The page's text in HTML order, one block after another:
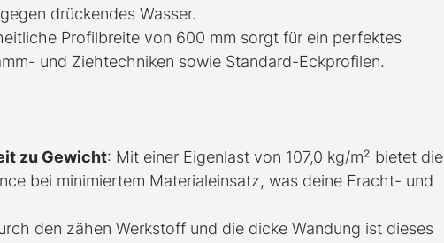
drückendes Wasser.
Profilbreite von 600 mm sorgt für ein perfektes
und Ziehtechniken sowie Standard-Eckprofilen.
zu Gewicht: Mit einer Eigenlast von 107,0 kg/m² bietet die
bei minimiertem Materialeinsatz, was deine Fracht- und
den zähen Werkstoff und die dicke Wandung ist dieses